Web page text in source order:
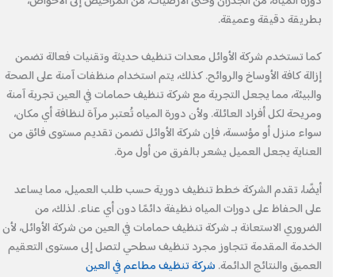
بطريقة دقيقة وعميقة.
كما تستخدم شركة الأوائل معدات تنظيف حديثة وتقنيات فعالة تضمن
إزالة كافة الأوساخ والروائح. كذلك، يتم استخدام منظفات آمنة على الصحة
والبيئة، مما يجعل التجربة مع شركة تنظيف حمامات في العين تجربة آمنة
ومريحة لكل أفراد العائلة. ولأن دورة المياه تُعتبر مرآة لنظافة أي مكان،
سواء منزل أو مؤسسة، فإن شركة الأوائل تضمن تقديم مستوى فائق من
العناية يجعل العميل يشعر بالفرق من أول مرة.
أيضًا، تقدم الشركة خطط تنظيف دورية حسب طلب العميل، مما يساعد
على الحفاظ على دورات المياه نظيفة دائمًا دون أي عناء. لذلك، من
الضروري الاستعانة بـ شركة تنظيف حمامات في العين من شركة الأوائل، لأن
الخدمة المقدمة تتجاوز مجرد تنظيف سطحي لتصل إلى مستوى التعقيم
العميق والنتائج الدائمة.شركة تنظيف مطاعم في العين